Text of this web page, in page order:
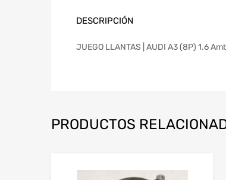
DESCRIPCIÓN
JUEGO LLANTAS | AUDI A3 (8P) 1.6
PRODUCTOS